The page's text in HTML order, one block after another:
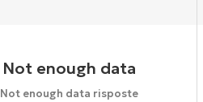
Not enough data
Not enough data risposte